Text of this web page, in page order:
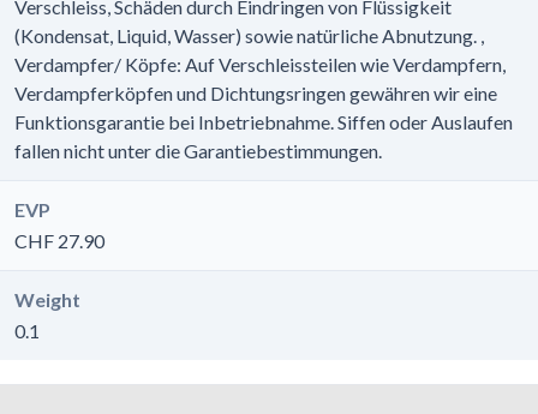
Verschleiss, Schäden durch Eindringen von Flüssigkeit
(Kondensat, Liquid, Wasser) sowie natürliche Abnutzung. ,
Verdampfer/ Köpfe: Auf Verschleissteilen wie Verdampfern,
Verdampferköpfen und Dichtungsringen gewähren wir eine
Funktionsgarantie bei Inbetriebnahme. Siffen oder Auslaufen
fallen nicht unter die Garantiebestimmungen.
EVP
CHF 27.90
Weight
0.1